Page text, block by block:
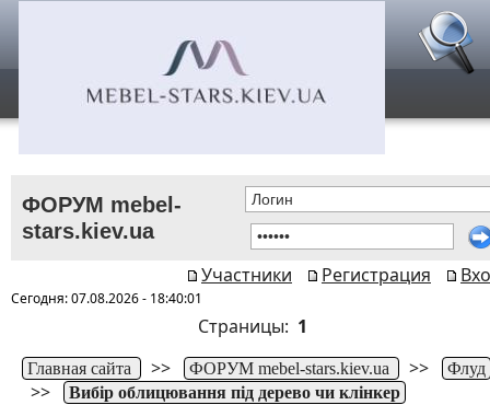
ФОРУМ mebel-
stars.kiev.ua
Участники
Регистрация
Сегодня: 07.08.2026 - 18:40:01
Страницы: 1
Главная сайта >> ФОРУМ mebel-stars.kiev.ua >> Флуд
>> Вибір облицювання під дерево чи клінкер